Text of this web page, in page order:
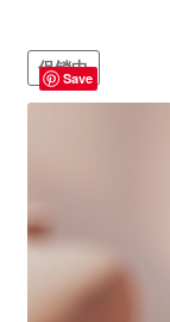
Disclaimer
Checkout
促销中
Save